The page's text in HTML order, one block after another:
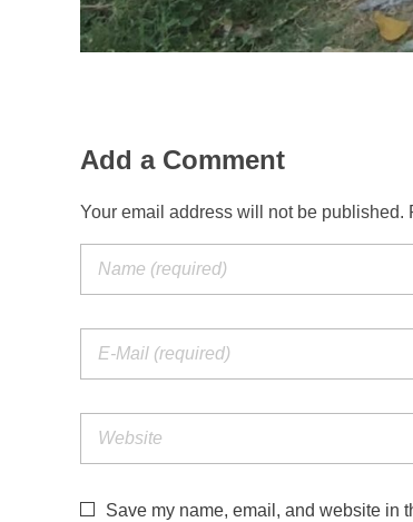
Add a Comment
Your email address will not be published.
Save my name, email, and website in